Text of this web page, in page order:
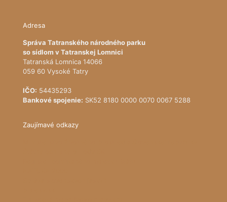
Adresa
Správa Tatranského národného parku
so sídlom v Tatranskej Lomnici
Tatranská Lomnica 14066
059 60 Vysoké Tatry
IČO: 54435293
Bankové spojenie: SK52 8180 0000 0070 0067 5288
Zaujímavé odkazy